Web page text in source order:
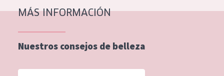
MÁS INFORMACIÓN
Nuestros consejos de belleza